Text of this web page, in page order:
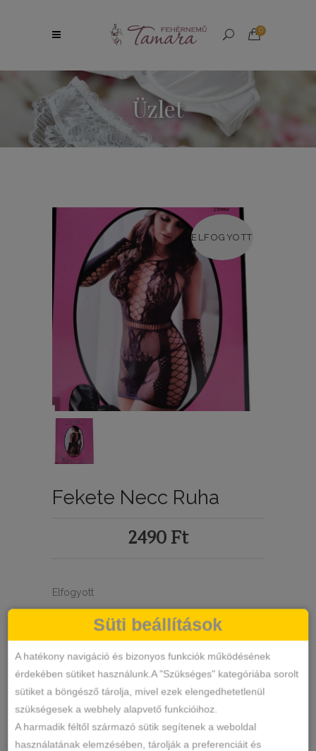
0
Üzlet
ELFOGYOTT
Fekete Necc Ruha
2490 Ft
Elfogyott
80157
CÍMKÉK
Márka:Ollike
MEGOSZTÁS
LEÍRÁS
Süti beállítások
A hatékony navigáció és bizonyos funkciók működésének
érdekében sütiket használunk.A "Szükséges" kategóriába sorolt
sütiket a böngésző tárolja, mivel ezek elengedhetetlenül
szükségesek a webhely alapvető funkcióihoz.
A harmadik féltől származó sütik segítenek a weboldal
használatának elemzésében, tárolják a preferenciáit és